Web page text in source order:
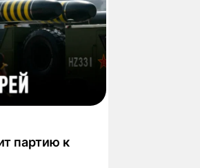
партию к